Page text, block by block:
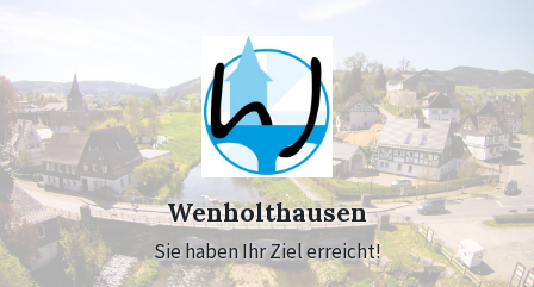
navigation
Wenholthausen
Sie haben Ihr Ziel erreicht!